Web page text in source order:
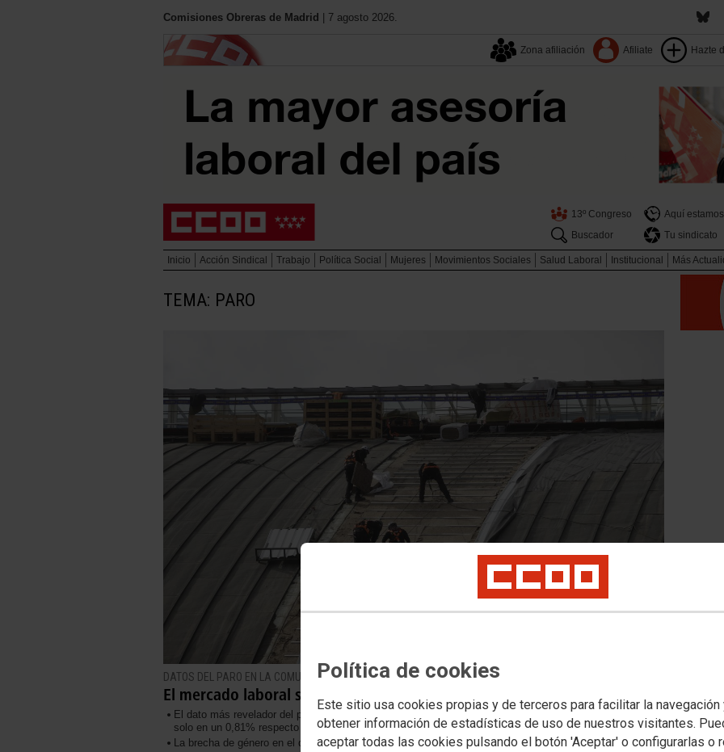
Política de cookies
Este sitio usa cookies propias y de terceros para facilitar la navegación
obtener información de estadísticas de uso de nuestros visitantes.
aceptar todas las cookies pulsando el botón 'Aceptar' o configurarlas o
Comisiones Obreras de Madrid | 7 agosto 2026.
Zona afiliación Afiliate Hazte
13º Congreso Aquí estamos
Buscador
Tu sindicato
Inicio Acción Sindical Trabajo Política Social Mujeres Movimientos Sociales Salud Laboral Institucional Más
TEMA: PARO
DATOS DEL PARO EN LA COMUNIDAD DE MADRID EN EL MES DE JULIO
El mercado laboral sigue estancado en Madrid
El dato más revelador del paro registrado es que la Comunidad de Madrid ha reducido el desempleo tan
solo en un 0,81% respecto a hace un año
La brecha de género en el desempleo se incrementa